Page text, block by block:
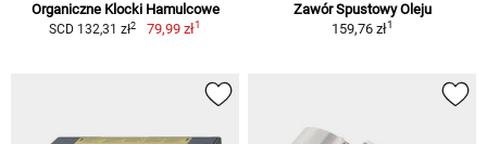
Organiczne Klocki Hamulcowe
SCD 132,31 zł2 79,99 zł1
Zawór Spustowy Oleju
159,76 zł1